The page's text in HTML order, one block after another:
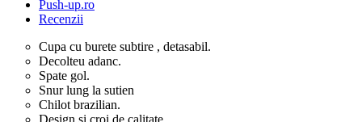
Push-up.ro
Recenzii
Cupa cu burete subtire , detasabil.
Decolteu adanc.
Spate gol.
Snur lung la sutien
Chilot brazilian.